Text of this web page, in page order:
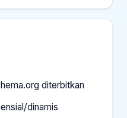
diterbitkan
dinamis